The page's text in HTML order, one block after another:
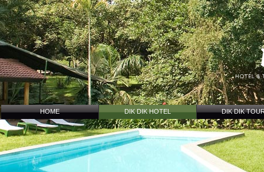
HOME DIK DIK HOTEL DIK DIK